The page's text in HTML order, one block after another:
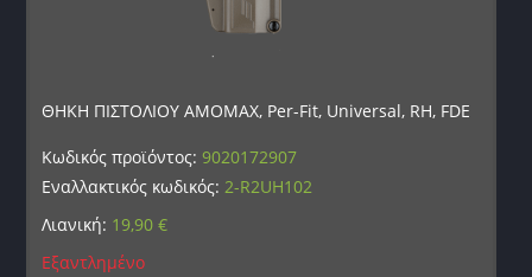
ΘΗΚΗ ΠΙΣΤΟΛΙΟΥ AMOMAX, Per-Fit, Universal, RH, FDE
Κωδικός προϊόντος:9020172907
Εναλλακτικός κωδικός:2-R2UH102
Λιανική: 19,90€
Εξαντλημένο